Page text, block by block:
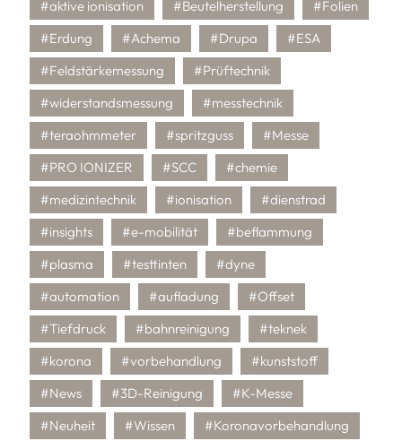
#aktive ionisation
#Beutelherstellung
#Folien
#Erdung
#Achema #Drupa
#ESA
#Feldstärkemessung
#Prüftechnik
#widerstandsmessung
#messtechnik
#teraohmmeter
#spritzguss
#Messe
#PRO IONIZER
#SCC
#chemie
#medizintechnik
#ionisation
#dienstrad
#insights
#e-mobilität
#beflammung
#plasma
#testtinten
#dyne
#automation
#aufladung
#Offset
#Tiefdruck
#bahnreinigung
#teknek
#korona
#vorbehandlung
#kunststoff
#News
#3D-Reinigung
#K-Messe
#Neuheit
#Wissen
#Koronavorbehandlung